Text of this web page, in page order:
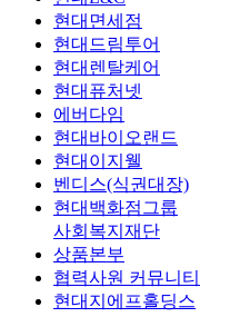
현대면세점
현대드림투어
현대렌탈케어
현대퓨처넷
에버다임
현대바이오랜드
현대이지웰
벤디스(식권대장)
현대백화점그룹
사회복지재단
상품본부
협력사원 커뮤니티
현대지에프홀딩스